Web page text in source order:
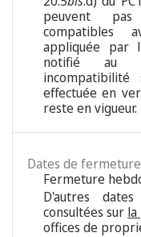
peuvent
compatibles
appliquée par
notifié au
effectuée en
reste en vigueur.
Dates de
Fermeture
D'autres
consultées sur la
offices de